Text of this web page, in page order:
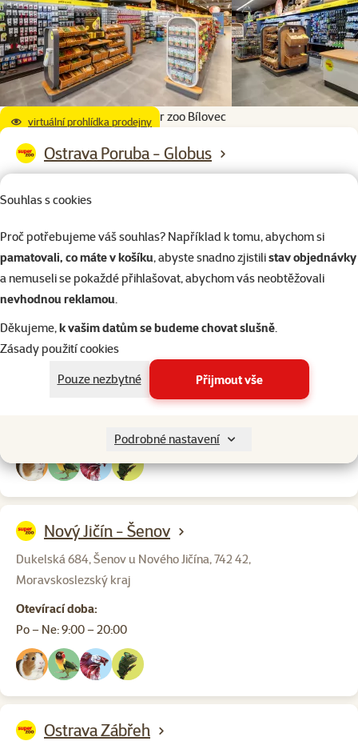
Souhlas s cookies
Proč potřebujeme váš souhlas? Například k tomu, abychom si
pamatovali, co máte v košíku, abyste snadno zjistilistav objednávky
a nemuseli se pokaždé přihlašovat, abychom vás neobtěžovali
nevhodnou reklamou.
Děkujeme,k vašim datům se budeme chovat slušně.
Zásady použití cookies
Pouze nezbytné
Přijmout vše
Podrobné nastavení
virtuální prohlídka prodejnySuper zoo Bílovec
Ostrava Poruba - Globus
Po – Ne: 9:00 – 20:00
Ostrava Centro
Nákupní Park Sjízdná 5602/ 4, Ostrava Centro, 722 00,
Moravskoslezský kraj
Nový Jičín - Šenov
Dukelská 684, Šenov u Nového Jičína, 742 42,
Moravskoslezský kraj
Otevírací doba:
Po – Ne: 9:00 – 20:00
Ostrava Zábřeh